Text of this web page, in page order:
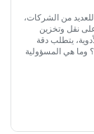
من الشركات،
نقل وتخزين
يتطلب دقة
وما هي المسؤولية